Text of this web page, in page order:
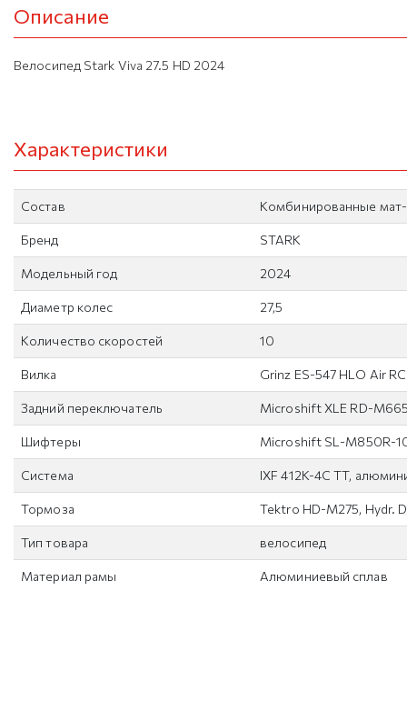
Описание
Велосипед Stark Viva 27.5 HD 2024
Характеристики
Состав Комбинированные
Бренд STARK
Модельный год 2024
Диаметр колес 27,5
Количество скоростей 10
Вилка Grinz ES-547 HLO Air RC
Задний переключатель Microshift XLE RD-
Шифтеры Microshift SL-M850R-
Система IXF 412K-4C TT,
Тормоза Tektro HD-M275, Hydr.
Тип товара велосипед
Материал рамы Алюминиевый сплав